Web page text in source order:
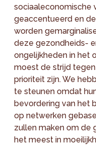
sociaaleconomische
geaccentueerd en
worden
deze gezondheids-
ongelijkheden in het
moest de strijd
prioriteit zijn. We
te steunen omdat
bevordering van het
op netwerken
zullen maken om de
het meest in